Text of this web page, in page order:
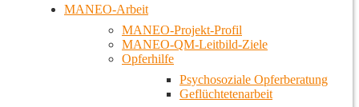
MANEO-Arbeit
MANEO-Projekt-Profil
MANEO-QM-Leitbild-Ziele
Opferhilfe
Psychosoziale Opferberatung
Geflüchtetenarbeit